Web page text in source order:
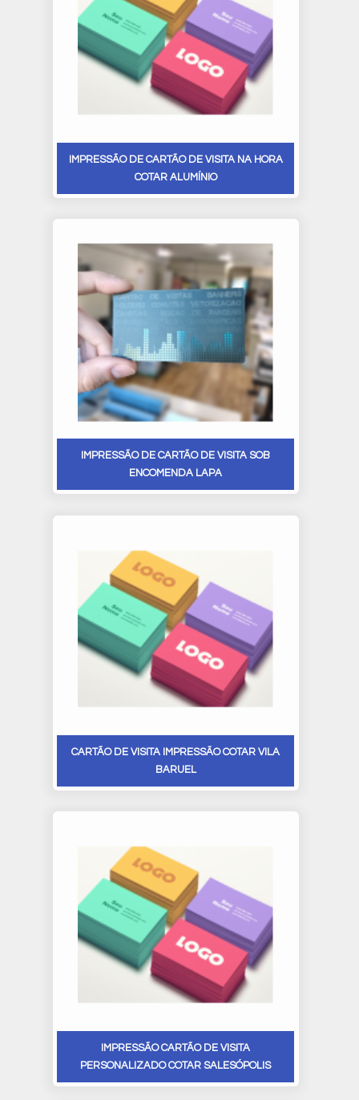
IMPRESSÃO DE CARTÃO DE VISITA NA HORA
COTAR ALUMÍNIO
IMPRESSÃO DE CARTÃO DE VISITA SOB
ENCOMENDA LAPA
CARTÃO DE VISITA IMPRESSÃO COTAR VILA
BARUEL
IMPRESSÃO CARTÃO DE VISITA
PERSONALIZADO COTAR SALESÓPOLIS